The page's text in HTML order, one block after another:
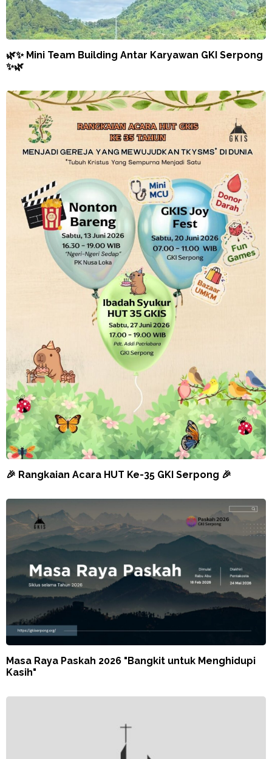
🌿✨ Mini Team Building Antar Karyawan GKI Serpong
✨🌿
🎉 Rangkaian Acara HUT Ke-35 GKI Serpong 🎉
Masa Raya Paskah 2026 "Bangkit untuk Menghidupi
Kasih"